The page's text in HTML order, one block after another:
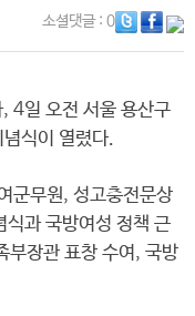
소셜댓글: 0
4일 오전 서울 용산구
식이 열렸다.
군무원, 성고충전문상
과 국방여성 정책 근
부장관 표창 수여, 국방